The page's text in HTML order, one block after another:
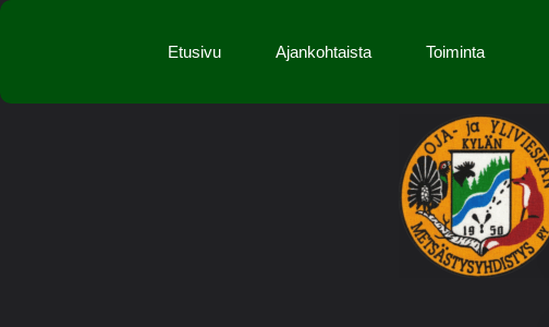
Etusivu Ajankohtaista Toiminta